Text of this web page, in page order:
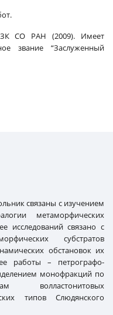
СО РАН (2009). Имеет
звание “Заслуженный
связаны с изучением
метаморфических
исследований связано с
субстратов
обстановок их
работы – петрографо-
монофракций по
волластонитовых
типов Слюдянского